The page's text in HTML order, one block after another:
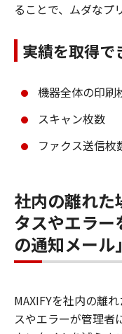
ることで、ムダなプ
実績を取得で
機器全体の印刷
スキャン枚数
ファクス送信枚
社内の離れた
タスやエラー
の通知メール」
MAXIFYを社内の離
スやエラーが管理者